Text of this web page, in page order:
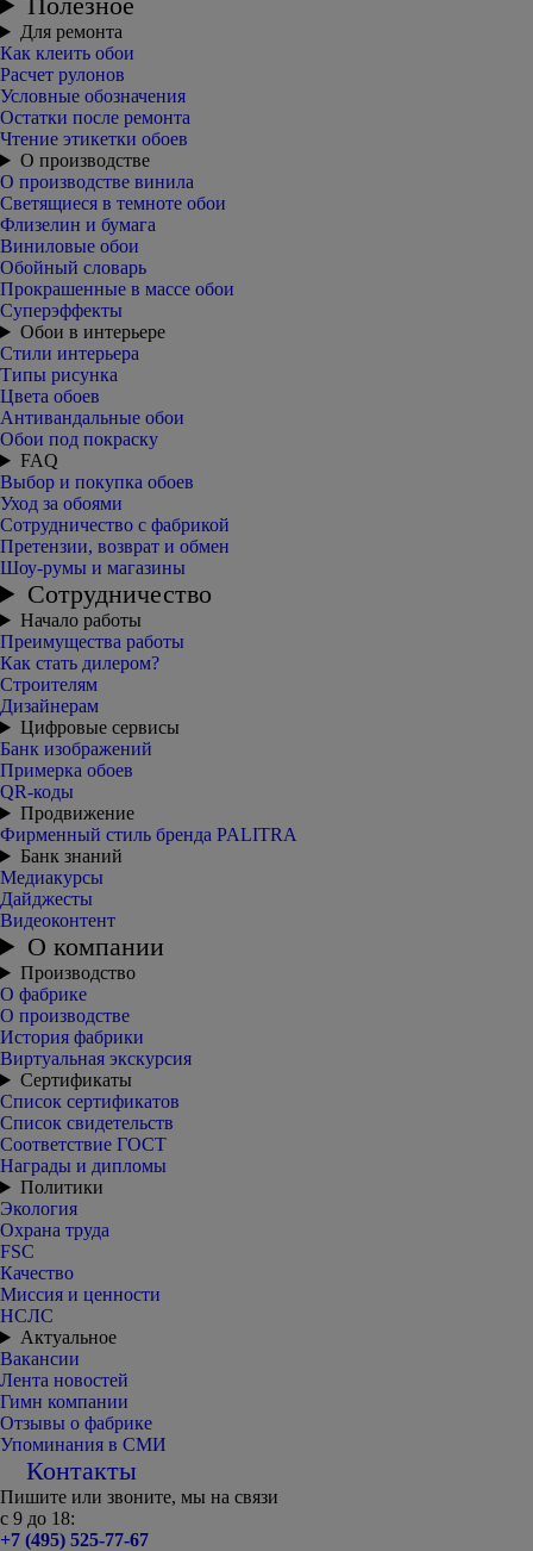
Для ремонта
Как клеить обои
Расчет рулонов
Условные обозначения
Остатки после ремонта
Чтение этикетки обоев
О производстве
О производстве винила
Светящиеся в темноте обои
Флизелин и бумага
Виниловые обои
Обойный словарь
Прокрашенные в массе обои
Суперэффекты
Обои в интерьере
Стили интерьера
Типы рисунка
Цвета обоев
Антивандальные обои
Обои под покраску
FAQ
Выбор и покупка обоев
Уход за обоями
Сотрудничество с фабрикой
Претензии, возврат и обмен
Шоу-румы и магазины
Сотрудничество
Начало работы
Преимущества работы
Как стать дилером?
Строителям
Дизайнерам
Цифровые сервисы
Банк изображений
Примерка обоев
QR-коды
Продвижение
Фирменный стиль бренда PALITRA
Банк знаний
Медиакурсы
Дайджесты
Видеоконтент
О компании
Производство
О фабрике
О производстве
История фабрики
Виртуальная экскурсия
Сертификаты
Список сертификатов
Список свидетельств
Соответствие ГОСТ
Награды и дипломы
Политики
Экология
Охрана труда
FSC
Качество
Миссия и ценности
НСЛС
Актуальное
Вакансии
Лента новостей
Гимн компании
Отзывы о фабрике
Упоминания в СМИ
Контакты
Пишите или звоните, мы на связи
с 9 до 18:
+7 (495) 525-77-67